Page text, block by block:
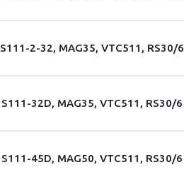
S111-2-32, MAG35, VTC511, RS30/6
S111-32D, MAG35, VTC511, RS30/6
S111-45D, MAG50, VTC511, RS30/6